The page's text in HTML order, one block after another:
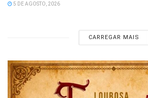
5 DE AGOSTO, 2026
CARREGAR MAIS